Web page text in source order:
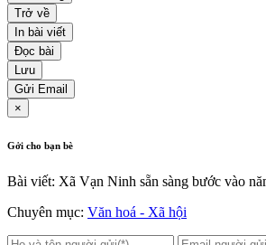
Trở về
In bài viết
Đọc bài
Lưu
Gửi Email
×
Gởi cho bạn bè
Bài viết: Xã Vạn Ninh sẵn sàng bước vào
Chuyên mục: Văn hoá - Xã hội